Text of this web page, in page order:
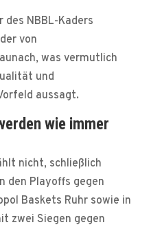
des NBBL-Kaders
von
was vermutlich
und
aussagt.
wie immer
nicht, schließlich
den Playoffs gegen
Baskets Ruhr sowie in
zwei Siegen gegen